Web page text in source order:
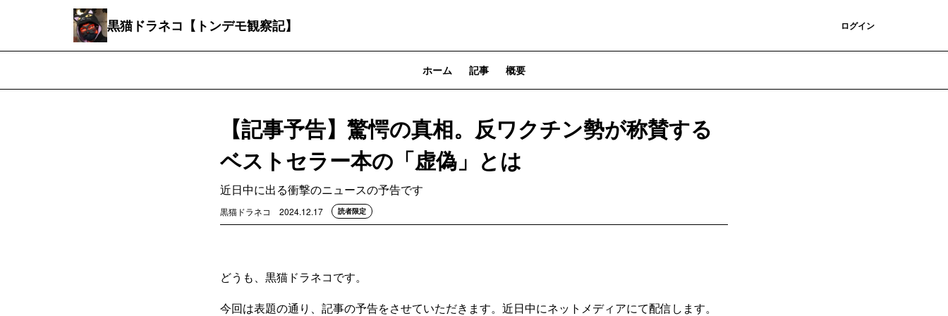
黒猫ドラネコ【トンデモ観察記】 ログイン
ホーム 記事 概要
【記事予告】驚愕の真相。反ワクチン勢が称賛する
ベストセラー本の「虚偽」とは
近日中に出る衝撃のニュースの予告です
黒猫ドラネコ 2024.12.17 読者限定
どうも、黒猫ドラネコです。
今回は表題の通り、記事の予告をさせていただきます。近日中にネットメディアにて配信します。